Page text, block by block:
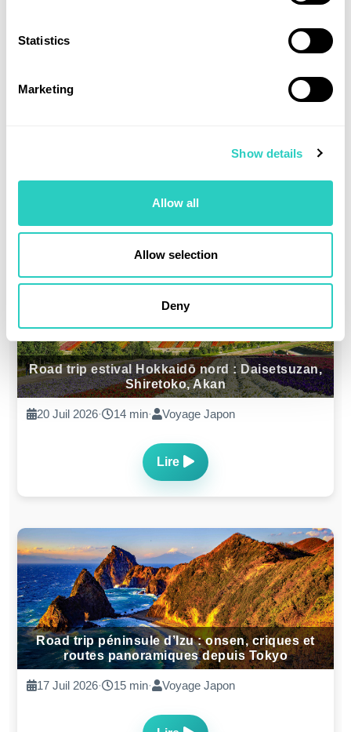
Statistics
Marketing
Show details
Allow all
Allow selection
Deny
Voyager au Japon en été : pluie, typhons,
Road trip estival Hokkaidō nord : Daisetsuzan,
Shiretoko, Akan
20 Juil 2026· 14 min· Voyage Japon
Lire
Road trip péninsule d’Izu : onsen, criques et
routes panoramiques depuis Tokyo
17 Juil 2026· 15 min· Voyage Japon